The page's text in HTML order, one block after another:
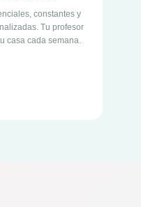
constantes y
Tu profesor
casa cada semana.